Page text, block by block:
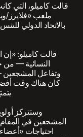
قالت كاميلو، التي
قالت كاميلو: «إن
النسائية — من
وتفاعل
كان هناك وقت أفضل
وستتركز
المشجعين في
احتياجات